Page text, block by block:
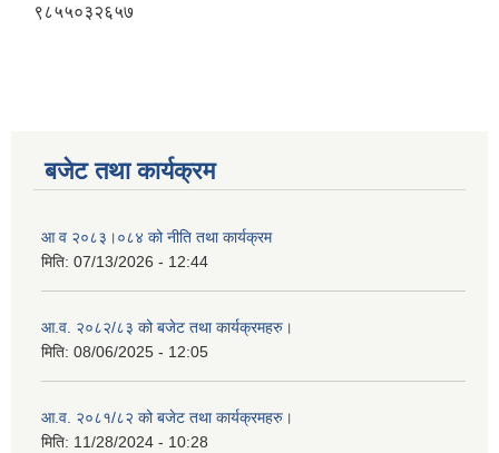
९८५५०३२६५७
बजेट तथा कार्यक्रम
आ व २०८३।०८४ को नीति तथा कार्यक्रम
मिति: 07/13/2026 - 12:44
आ.व. २०८२/८३ को बजेट तथा कार्यक्रमहरु।
मिति: 08/06/2025 - 12:05
आ.व. २०८१/८२ को बजेट तथा कार्यक्रमहरु।
मिति: 11/28/2024 - 10:28